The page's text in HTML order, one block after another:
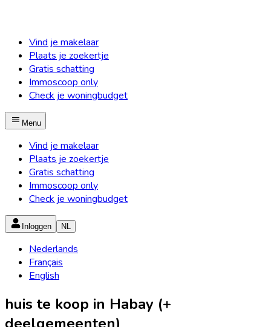
Vind je makelaar
Plaats je zoekertje
Gratis schatting
Immoscoop only
Check je woningbudget
Menu
Vind je makelaar
Plaats je zoekertje
Gratis schatting
Immoscoop only
Check je woningbudget
Inloggen NL
Nederlands
Français
English
huis te koop in Habay (+